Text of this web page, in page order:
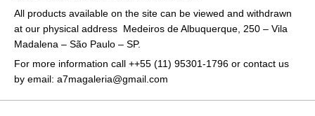
All products available on the site can be viewed and withdrawn
at our physical address Medeiros de Albuquerque, 250 – Vila
Madalena – São Paulo – SP.
For more information call ++55 (11) 95301-1796 or contact us
by email: a7magaleria@gmail.com